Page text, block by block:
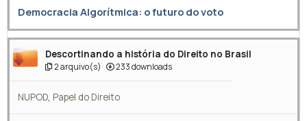
Democracia Algorítmica: o futuro do voto
Descortinando a história do Direito no Brasil
2 arquivo(s) 233 downloads
NUPOD, Papel do Direito